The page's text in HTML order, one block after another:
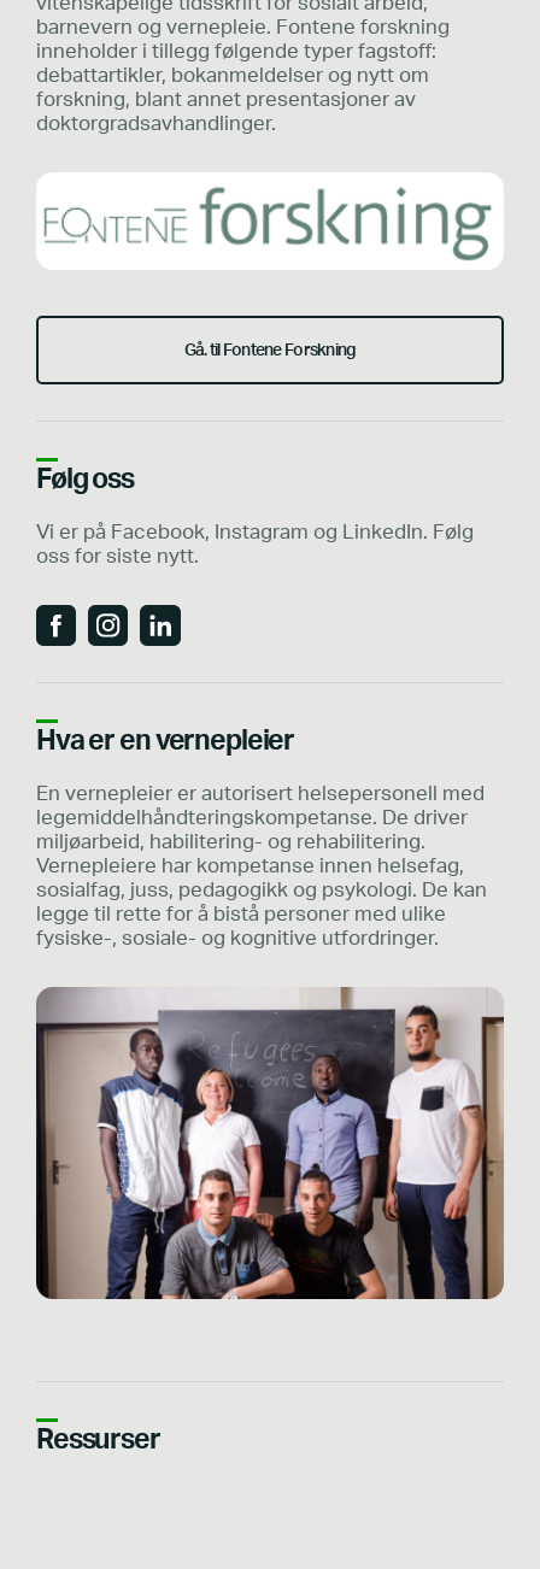
barnevern og vernepleie. Fontene forskning
inneholder i tillegg følgende typer fagstoff:
debattartikler, bokanmeldelser og nytt om
forskning, blant annet presentasjoner av
doktorgradsavhandlinger.
Gå. til Fontene Forskning
Følg oss
Vi er på Facebook, Instagram og LinkedIn. Følg
oss for siste nytt.
Hva er en vernepleier
En vernepleier er autorisert helsepersonell med
legemiddelhåndteringskompetanse. De driver
miljøarbeid, habilitering- og rehabilitering.
Vernepleiere har kompetanse innen helsefag,
sosialfag, juss, pedagogikk og psykologi. De kan
legge til rette for å bistå personer med ulike
fysiske-, sosiale- og kognitive utfordringer.
Ressurser